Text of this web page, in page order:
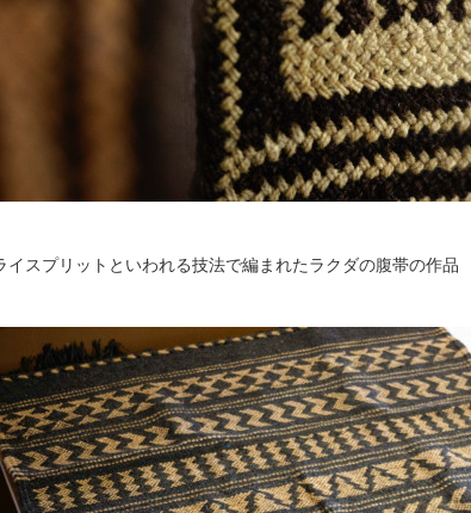
イスプリットといわれる技法で編まれたラクダの腹帯の作品